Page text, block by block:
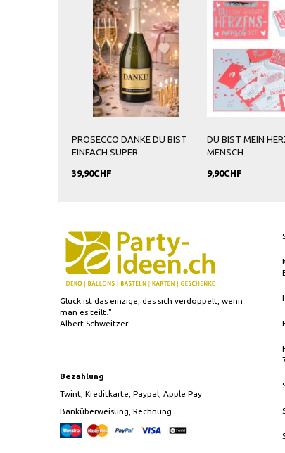
PROSECCO DANKE DU BIST
EINFACH SUPER
39,90CHF
DU BIST MEIN
MENSCH
9,90CHF
Glück ist das einzige, das sich verdoppelt, wenn
man es teilt."
Albert Schweitzer
Bezahlung
Twint, Kreditkarte, Paypal, Apple Pay
Banküberweisung, Rechnung